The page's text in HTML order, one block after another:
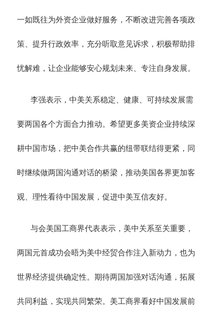
一如既往为外资企业做好服务，不断改进完善各项政
策、提升行政效率，充分听取意见诉求，积极帮助排
忧解难，让企业能够安心规划未来、专注自身发展。
李强表示，中美关系稳定、健康、可持续发展需
要两国各个方面合力推动。希望更多美资企业持续深
耕中国市场，把中美合作共赢的纽带联结得更紧，同
时继续做两国沟通对话的桥梁，推动美国各界更加客
观、理性看待中国发展，促进中美互信友好。
与会美国工商界代表表示，美中关系至关重要，
两国元首成功会晤为美中经贸合作注入新动力，也为
世界经济提供确定性。期待两国加强对话沟通，拓展
共同利益，实现共同繁荣。美工商界看好中国发展前